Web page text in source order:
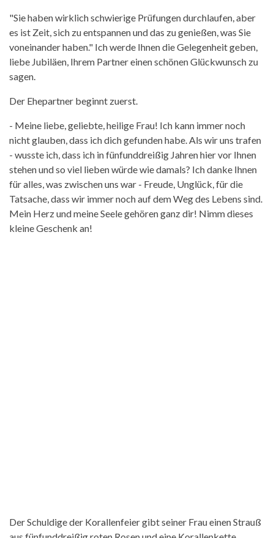
"Sie haben wirklich schwierige Prüfungen durchlaufen, aber
es ist Zeit, sich zu entspannen und das zu genießen, was Sie
voneinander haben." Ich werde Ihnen die Gelegenheit geben,
liebe Jubiläen, Ihrem Partner einen schönen Glückwunsch zu
sagen.
Der Ehepartner beginnt zuerst.
- Meine liebe, geliebte, heilige Frau! Ich kann immer noch
nicht glauben, dass ich dich gefunden habe. Als wir uns trafen
- wusste ich, dass ich in fünfunddreißig Jahren hier vor Ihnen
stehen und so viel lieben würde wie damals? Ich danke Ihnen
für alles, was zwischen uns war - Freude, Unglück, für die
Tatsache, dass wir immer noch auf dem Weg des Lebens sind.
Mein Herz und meine Seele gehören ganz dir! Nimm dieses
kleine Geschenk an!
Der Schuldige der Korallenfeier gibt seiner Frau einen Strauß